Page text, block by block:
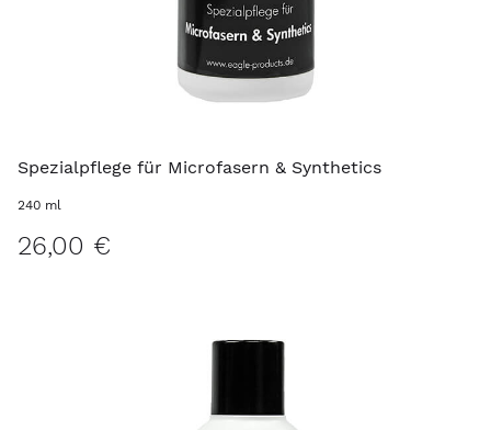
Spezialpflege für Microfasern & Synthetics
240 ml
26,00 €